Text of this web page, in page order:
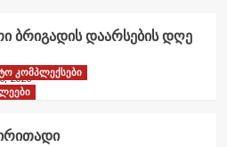
ბრიგადის დაარსების დღე
2026
კომპლექსები